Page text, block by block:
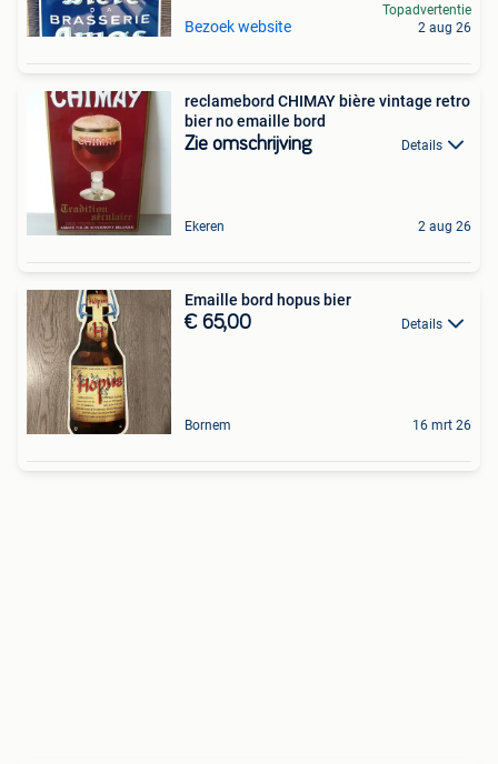
Bezoek website
Topadvertentie
2 aug 26
reclamebord CHIMAY bière vintage retro
bier no emaille bord
Zie omschrijving Details
Ekeren 2 aug 26
Emaille bord hopus bier
€ 65,00 Details
Bornem 16 mrt 26